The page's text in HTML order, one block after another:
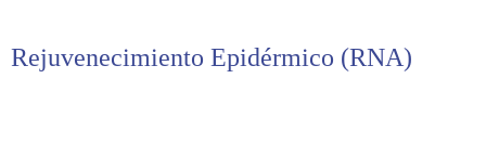
Rejuvenecimiento Epidérmico (RNA)